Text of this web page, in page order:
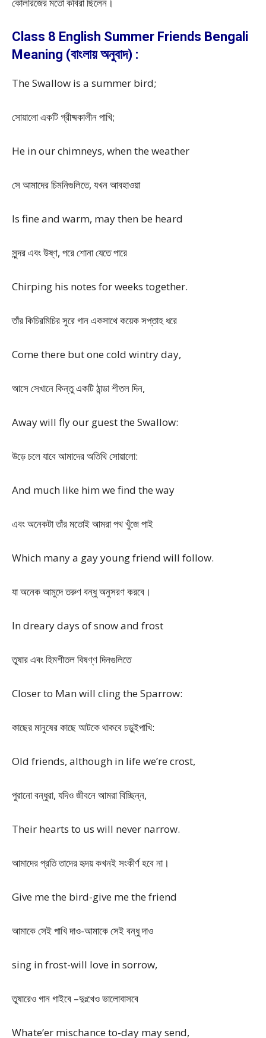
Class 8 English Summer Friends Bengali
Meaning (বাংলায় অনুবাদ) :
The Swallow is a summer bird;
সোয়ালো একটি গ্রীষ্মকালীন পাখি;
He in our chimneys, when the weather
সে আমাদের চিমনিগুলিতে, যখন আবহাওয়া
Is fine and warm, may then be heard
সুন্দর এবং উষ্ণ, পরে শোনা যেতে পারে
Chirping his notes for weeks together.
তাঁর কিচিরমিচির সুরে গান একসাথে কয়েক সপ্তাহ ধরে
Come there but one cold wintry day,
আসে সেখানে কিন্তু একটি ঠান্ডা শীতল দিন,
Away will fly our guest the Swallow:
উড়ে চলে যাবে আমাদের অতিথি সোয়ালো:
And much like him we find the way
এবং অনেকটা তাঁর মতোই আমরা পথ খুঁজে পাই
Which many a gay young friend will follow.
যা অনেক আমুদে তরুণ বন্ধু অনুসরণ করবে।
In dreary days of snow and frost
তুষার এবং হিমশীতল বিষণ্ণ দিনগুলিতে
Closer to Man will cling the Sparrow:
কাছের মানুষের কাছে আটকে থাকবে চড়ুইপাখি:
Old friends, although in life we’re crost,
পুরানো বন্ধুরা, যদিও জীবনে আমরা বিচ্ছিন্ন,
Their hearts to us will never narrow.
আমাদের প্রতি তাদের হৃদয় কখনই সংকীর্ণ হবে না।
Give me the bird-give me the friend
আমাকে সেই পাখি দাও-আমাকে সেই বন্ধু দাও
sing in frost-will love in sorrow,
তুষারেও গান গাইবে –দুঃখেও ভালোবাসবে
Whate’er mischance to-day may send,